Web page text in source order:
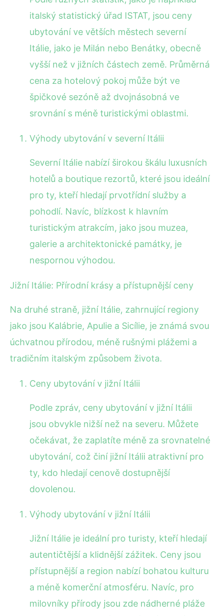
italský statistický úřad ISTAT, jsou ceny
ubytování ve větších městech severní
Itálie, jako je Milán nebo Benátky, obecně
vyšší než v jižních částech země. Průměrná
cena za hotelový pokoj může být ve
špičkové sezóně až dvojnásobná ve
srovnání s méně turistickými oblastmi.
Výhody ubytování v severní Itálii
Severní Itálie nabízí širokou škálu luxusních
hotelů a boutique rezortů, které jsou ideální
pro ty, kteří hledají prvotřídní služby a
pohodlí. Navíc, blízkost k hlavním
turistickým atrakcím, jako jsou muzea,
galerie a architektonické památky, je
nespornou výhodou.
Jižní Itálie: Přírodní krásy a přístupnější ceny
Na druhé straně, jižní Itálie, zahrnující regiony
jako jsou Kalábrie, Apulie a Sicílie, je známá svou
úchvatnou přírodou, méně rušnými plážemi a
tradičním italským způsobem života.
Ceny ubytování v jižní Itálii
Podle zpráv, ceny ubytování v jižní Itálii
jsou obvykle nižší než na severu. Můžete
očekávat, že zaplatíte méně za srovnatelné
ubytování, což činí jižní Itálii atraktivní pro
ty, kdo hledají cenově dostupnější
dovolenou.
Výhody ubytování v jižní Itálii
Jižní Itálie je ideální pro turisty, kteří hledají
autentičtější a klidnější zážitek. Ceny jsou
přístupnější a region nabízí bohatou kulturu
a méně komerční atmosféru. Navíc, pro
milovníky přírody jsou zde nádherné pláže